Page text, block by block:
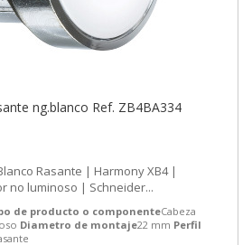
ng.blanco Ref. ZB4BA334
Rasante | Harmony XB4 |
Cabeza para pulsador no luminoso | Schneider...
de producto o componenteCabeza
Diametro de montaje22 mm Perfil